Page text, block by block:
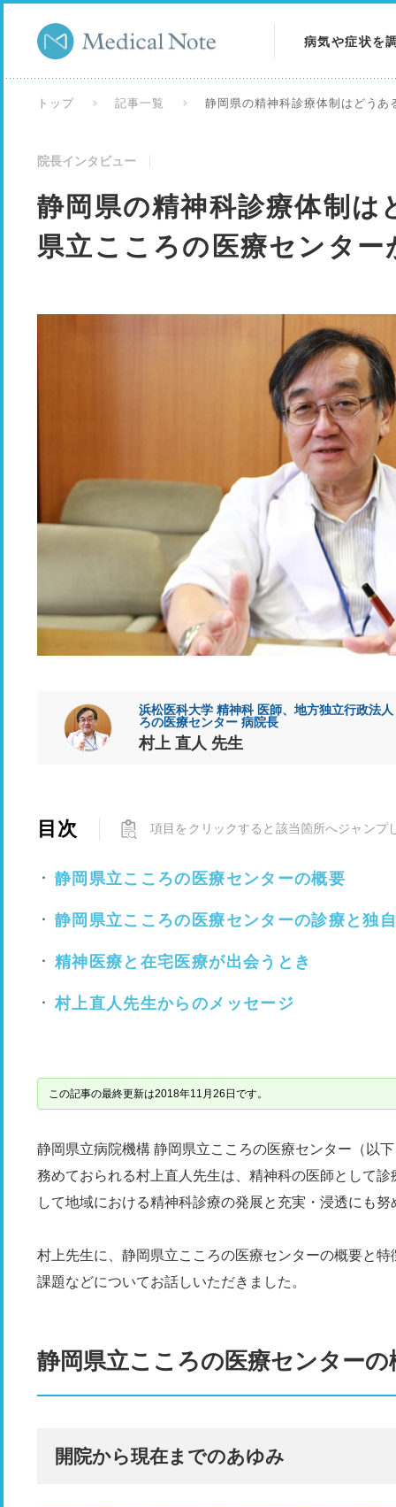
病気や症状を
トップ 記事一覧 静岡県の精神科診療体制はどうあ
院長インタビュー
静岡県の精神科診療体制は
県立こころの医療センタ
浜松医科大学 精神科 医師、地方独立行政法
ろの医療センター 病院長
村上 直人 先生
目次 項目をクリックすると該当箇所へジャンプ
静岡県立こころの医療センターの概要
静岡県立こころの医療センターの診療と独
精神医療と在宅医療が出会うとき
村上直人先生からのメッセージ
この記事の最終更新は2018年11月26日です。
静岡県立病院機構 静岡県立こころの医療センター（以
務めておられる村上直人先生は、精神科の医師として
して地域における精神科診療の発展と充実・浸透にも
村上先生に、静岡県立こころの医療センターの概要と
課題などについてお話しいただきました。
静岡県立こころの医療センターの
開院から現在までのあゆみ